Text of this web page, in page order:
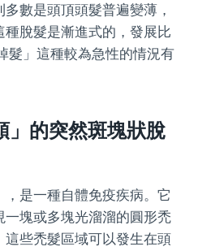
數是頭頂頭髮普遍變薄，
脫髮是漸進式的，發展比
髮」這種較為急性的情況有
」的突然斑塊狀脫
是一種自體免疫疾病。它
塊或多塊光溜溜的圓形禿
些禿髮區域可以發生在頭